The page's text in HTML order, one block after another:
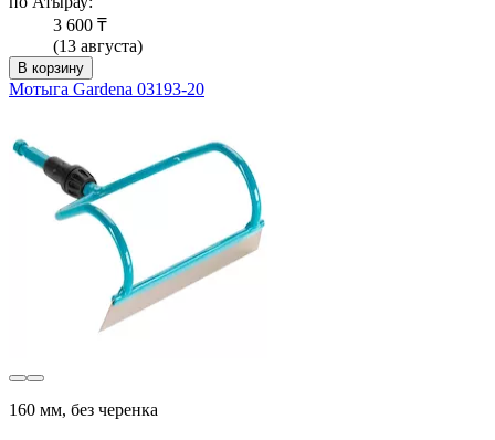
3 600 ₸
(13 августа)
В корзину
Мотыга Gardena 03193-20
160 мм, без черенка